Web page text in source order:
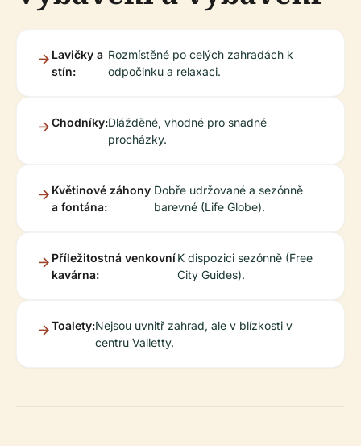
Lavičky a
stín:
Rozmístěné po celých zahradách k
odpočinku a relaxaci.
Chodníky:Dlážděné, vhodné pro snadné
procházky.
Květinové záhony
a fontána:
Dobře udržované a sezónně
barevné (Life Globe).
Příležitostná venkovní
kavárna:
K dispozici sezónně (Free
City Guides).
Toalety:Nejsou uvnitř zahrad, ale v blízkosti v
centru Valletty.